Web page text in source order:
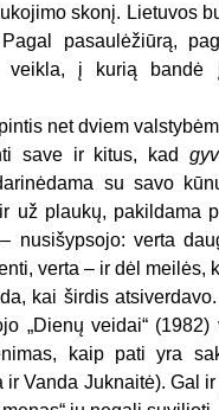
skonį. Lietuvos
pasaulėžiūrą,
į kurią bandė
net dviem
save ir kitus, kad
su savo
už plaukų, pakildama
nusišypsojo: verta
verta – ir dėl meilės,
kai širdis
„Dienų veidai“
kaip pati yra
Vanda Juknaitė). Gal